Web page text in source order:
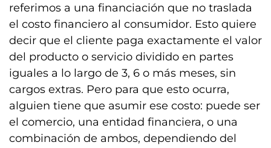
referimos a una financiación que no traslada
el costo financiero al consumidor. Esto quiere
decir que el cliente paga exactamente el valor
del producto o servicio dividido en partes
iguales a lo largo de 3, 6 o más meses, sin
cargos extras. Pero para que esto ocurra,
alguien tiene que asumir ese costo: puede ser
el comercio, una entidad financiera, o una
combinación de ambos, dependiendo del